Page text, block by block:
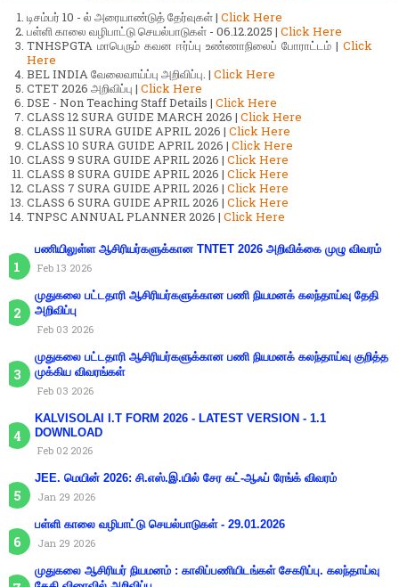
டிசம்பர் 10 - ல் அரையாண்டுத் தேர்வுகள் | Click Here
பள்ளி காலை வழிபாட்டு செயல்பாடுகள் - 06.12.2025 | Click Here
TNHSPGTA மாபெரும் கவன ஈர்ப்பு உண்ணாநிலைப் போராட்டம் | Click
Here
BEL INDIA வேலைவாய்ப்பு அறிவிப்பு. | Click Here
CTET 2026 அறிவிப்பு | Click Here
DSE - Non Teaching Staff Details | Click Here
CLASS 12 SURA GUIDE MARCH 2026 | Click Here
CLASS 11 SURA GUIDE APRIL 2026 | Click Here
CLASS 10 SURA GUIDE APRIL 2026 | Click Here
CLASS 9 SURA GUIDE APRIL 2026 | Click Here
CLASS 8 SURA GUIDE APRIL 2026 | Click Here
CLASS 7 SURA GUIDE APRIL 2026 | Click Here
CLASS 6 SURA GUIDE APRIL 2026 | Click Here
TNPSC ANNUAL PLANNER 2026 | Click Here
பணியிலுள்ள ஆசிரியர்களுக்கான TNTET 2026 அறிவிக்கை முழு விவரம்
Feb 13 2026
முதுகலை பட்டதாரி ஆசிரியர்களுக்கான பணி நியமனக் கலந்தாய்வு தேதி
அறிவிப்பு
Feb 03 2026
முதுகலை பட்டதாரி ஆசிரியர்களுக்கான பணி நியமனக் கலந்தாய்வு குறித்த
முக்கிய விவரங்கள்
Feb 03 2026
KALVISOLAI I.T FORM 2026 - LATEST VERSION - 1.1
DOWNLOAD
Feb 02 2026
JEE. மெயின் 2026: சி.எஸ்.இ.யில் சேர கட்-ஆஃப் ரேங்க் விவரம்
Jan 29 2026
பள்ளி காலை வழிபாட்டு செயல்பாடுகள் - 29.01.2026
Jan 29 2026
முதுகலை ஆசிரியர் நியமனம் : காலிப்பணியிடங்கள் சேகரிப்பு. கலந்தாய்வு